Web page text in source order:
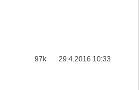
97k 29.4.2016 10:33